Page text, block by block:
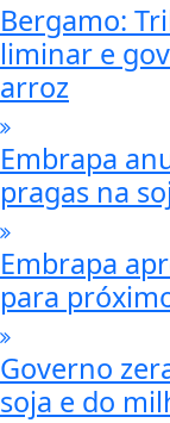
Bergamo:
liminar e
arroz
Embrapa
pragas na
Embrapa
para
Governo
soja e do